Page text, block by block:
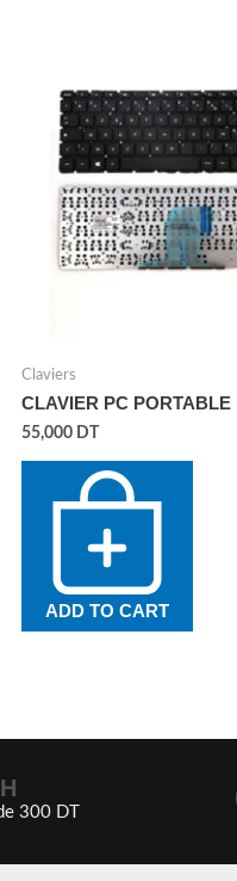
Claviers
CLAVIER PC PORTABLE
55,000 DT
ADD TO CART
300 DT